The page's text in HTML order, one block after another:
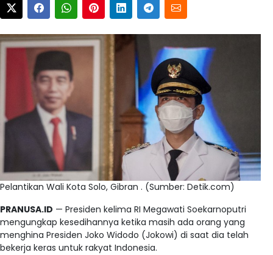
Pelantikan Wali Kota Solo, Gibran . (Sumber: Detik.com)
PRANUSA.ID — Presiden kelima RI Megawati Soekarnoputri
mengungkap kesedihannya ketika masih ada orang yang
menghina Presiden Joko Widodo (Jokowi) di saat dia telah
bekerja keras untuk rakyat Indonesia.